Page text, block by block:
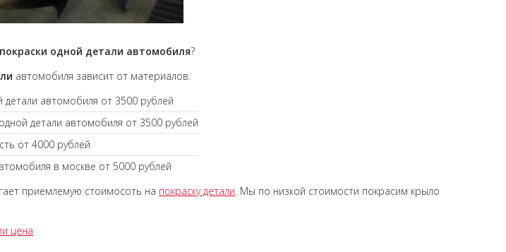
одной детали автомобиля?
автомобиля зависит от материалов.
детали автомобиля от 3500 рублей
детали автомобиля от 3500 рублей
от 4000 рублей
в москве от 5000 рублей
приемлемую стоимосоть на покраску детали. Мы по низкой стоимости покрасим крыло
цена